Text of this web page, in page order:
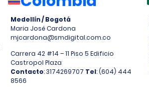
Medellín / Bogotá
Maria José Cardona
mjcardona@smdigital.com.co
Carrera 42 #14 – 11 Piso 5 Edificio
Castropol Plaza
Contacto: 3174269707 Tel: (604) 444
8566